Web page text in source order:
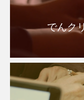
でんク